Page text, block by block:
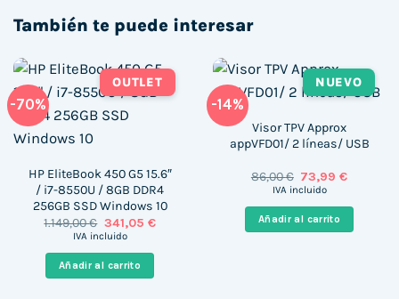
También te puede interesar
-70%
OUTLET
HP EliteBook 450 G5 15.6″
/ i7-8550U / 8GB DDR4
256GB SSD Windows 10
1.149,00€ El
precio
era:
1.149,00 €.
341,05 €El
IVA incluido
Añadir al carrito
-14%
NUEVO
Visor TPV Approx
appVFD01/ 2 líneas/ USB
86,00€ El
precio
era:
86,00 €.
73,99€El
es:
IVA incluido
Añadir al carrito